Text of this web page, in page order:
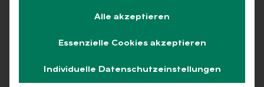
Keine Beiträge gefunden
Alle akzeptieren
Essenzielle Cookies akzeptieren
Individuelle Datenschutzeinstellungen